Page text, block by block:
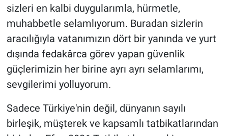
sizleri en kalbi duygularımla, hürmetle,
muhabbetle selamlıyorum. Buradan sizlerin
aracılığıyla vatanımızın dört bir yanında ve yurt
dışında fedakârca görev yapan güvenlik
güçlerimizin her birine ayrı ayrı selamlarımı,
sevgilerimi yolluyorum.
Sadece Türkiye'nin değil, dünyanın sayılı
birleşik, müşterek ve kapsamlı tatbikatlarından